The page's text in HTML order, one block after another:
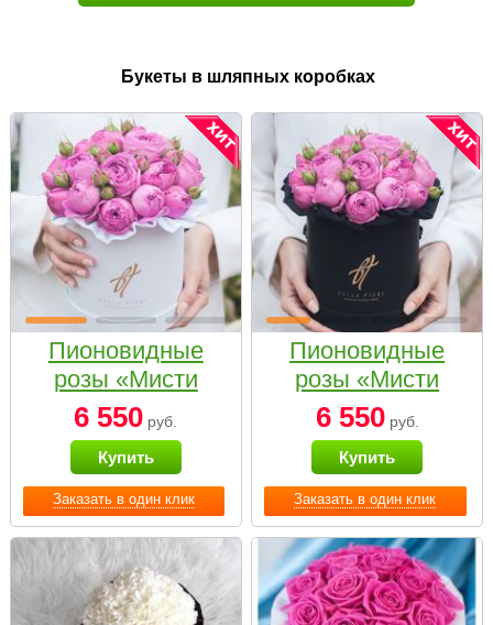
Букеты в шляпных коробках
Заказать в один клик
Пионовидные
розы «Мисти
бабблс» в белой
коробке Small
6 550 руб.
Купить
Заказать в один клик
Пионовидные
розы «Мисти
бабблс» в
черной коробке
Small
6 550руб.
Купить